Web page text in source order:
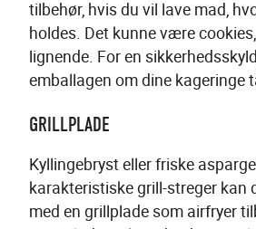
tilbehør, hvis du vil lave mad,
holdes. Det kunne være
lignende. For en
emballagen om dine kageringe
GRILLPLADE
Kyllingebryst eller friske
karakteristiske grill-streger kan
med en grillplade som airfryer